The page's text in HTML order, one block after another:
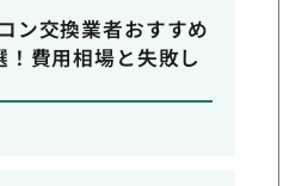
ン交換業者おすすめ
！費用相場と失敗し